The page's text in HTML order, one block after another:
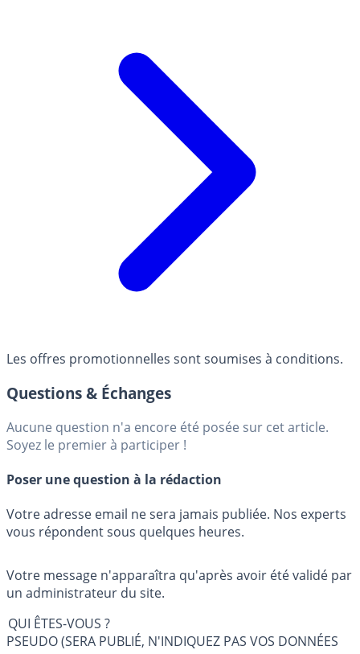
Les offres promotionnelles sont soumises à conditions.
Questions & Échanges
Aucune question n'a encore été posée sur cet article.
Soyez le premier à participer !
Poser une question à la rédaction
Votre adresse email ne sera jamais publiée. Nos experts
vous répondent sous quelques heures.
Votre message n'apparaîtra qu'après avoir été validé par
un administrateur du site.
QUI ÊTES-VOUS ?
PSEUDO (SERA PUBLIÉ, N'INDIQUEZ PAS VOS DONNÉES